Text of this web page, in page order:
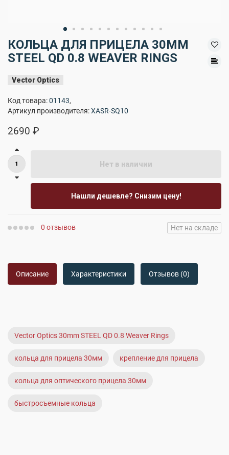
КОЛЬЦА ДЛЯ ПРИЦЕЛА 30MM
STEEL QD 0.8 WEAVER RINGS
Vector Optics
Код товара:01143,
Артикул производителя:XASR-SQ10
2690 ₽
Нет в наличии
Нашли дешевле? Снизим цену!
0 отзывов Нет на складе
Описание Характеристики Отзывов (0)
Vector Optics 30mm STEEL QD 0.8 Weaver Rings
кольца для прицела 30мм крепление для прицела
кольца для оптического прицела 30мм
быстросъемные кольца